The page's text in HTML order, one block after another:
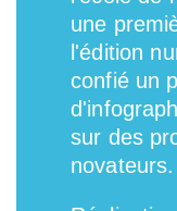
une
l'édition
confié un
sur des
novateurs.